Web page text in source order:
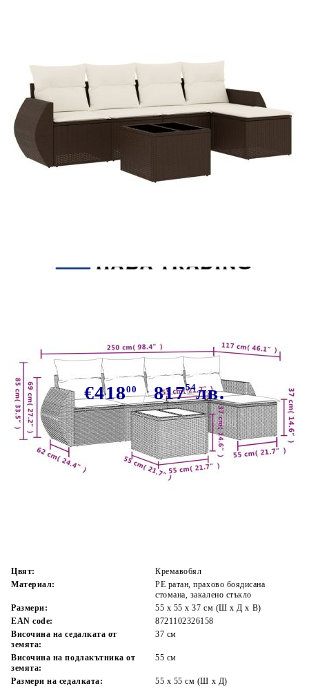
полиратан
€41800 81754лв.
В наличност: 109 бр.
Време за доставка: 5 до 9 дни
Цвят:
Кремавобял
Материал:
PE ратан, прахово боядисана
стомана, закалено стъкло
Размери:
55 x 55 x 37 см (Ш x Д x В)
EAN code:
8721102326158
Височина на седалката от
земята:
37 см
Височина на подлакътника от
земята:
55 см
Размери на седалката:
55 x 55 cм (Ш x Д)